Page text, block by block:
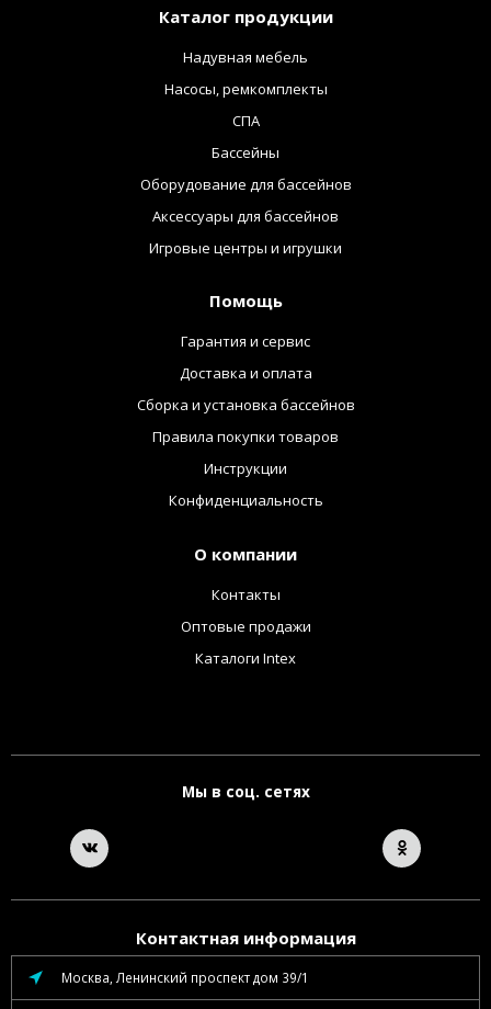
Каталог продукции
Надувная мебель
Насосы, ремкомплекты
СПА
Бассейны
Оборудование для бассейнов
Аксессуары для бассейнов
Игровые центры и игрушки
Помощь
Гарантия и сервис
Доставка и оплата
Сборка и установка бассейнов
Правила покупки товаров
Инструкции
Конфиденциальность
О компании
Контакты
Оптовые продажи
Каталоги Intex
Мы в соц. сетях
Контактная информация
Москва, Ленинский проспект дом 39/1